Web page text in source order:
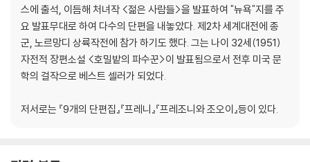
스에 출석, 이듬해 처녀작 <젊은 사람들>을 발표하여 "뉴욕"지를 주
요 발표무대로 하여 다수의 단편을 내놓았다. 제2차 세계대전에 종
군, 노르망디 상륙작전에 참가 하기도 했다. 그는 나이 32세(1951)
자전적 장편소설 <호밀밭의 파수꾼>이 발표됨으로서 전후 미국 문
학의 걸작으로 베스트 셀러가 되었다.
저서로는 『9개의 단편집』『프레니』『프레조니와 조오이』등이 있다.